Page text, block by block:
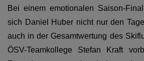
Bei einem emotionalen Saison-
sich Daniel Huber nicht nur den
auch in der Gesamtwertung des
ÖSV-Teamkollege Stefan Kraft